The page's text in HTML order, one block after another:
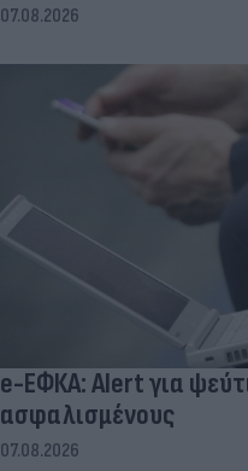
07.08.2026
e-ΕΦΚΑ: Alert για
ασφαλισμένους
07.08.2026